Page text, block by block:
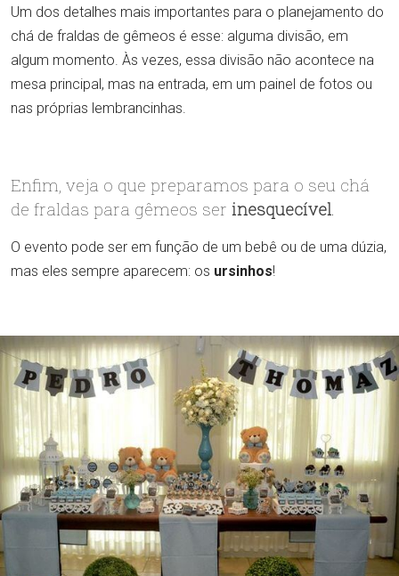
Um dos detalhes mais importantes para o planejamento do
chá de fraldas de gêmeos é esse: alguma divisão, em
algum momento. Às vezes, essa divisão não acontece na
mesa principal, mas na entrada, em um painel de fotos ou
nas próprias lembrancinhas.
Enfim, veja o que preparamos para o seu chá
de fraldas para gêmeos ser inesquecível.
O evento pode ser em função de um bebê ou de uma dúzia,
mas eles sempre aparecem: os ursinhos!